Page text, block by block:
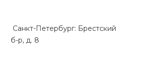
Санкт-Петербург: Брестский
б-р, д. 8